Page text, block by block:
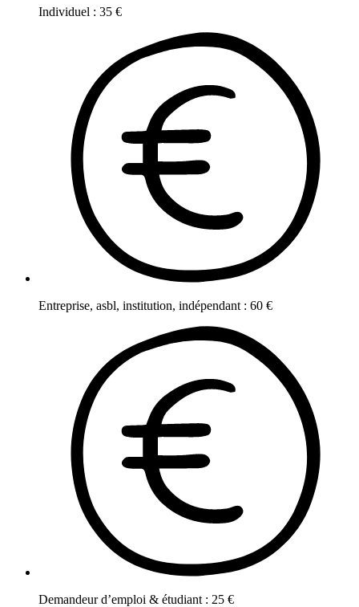
Individuel : 35 €
Entreprise, asbl, institution, indépendant : 60 €
Demandeur d’emploi & étudiant : 25 €